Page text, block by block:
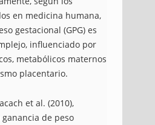
en medicina humana,
gestacional (GPG) es
influenciado por
metabólicos maternos
placentario.
et al. (2010),
de peso